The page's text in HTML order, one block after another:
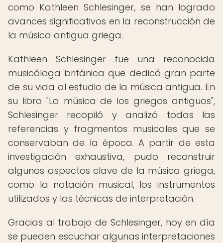
como Kathleen Schlesinger, se han logrado
avances significativos en la reconstrucción de
la música antigua griega.
Kathleen Schlesinger fue una reconocida
musicóloga británica que dedicó gran parte
de su vida al estudio de la música antigua. En
su libro "La música de los griegos antiguos",
Schlesinger recopiló y analizó todas las
referencias y fragmentos musicales que se
conservaban de la época. A partir de esta
investigación exhaustiva, pudo reconstruir
algunos aspectos clave de la música griega,
como la notación musical, los instrumentos
utilizados y las técnicas de interpretación.
Gracias al trabajo de Schlesinger, hoy en día
se pueden escuchar algunas interpretaciones